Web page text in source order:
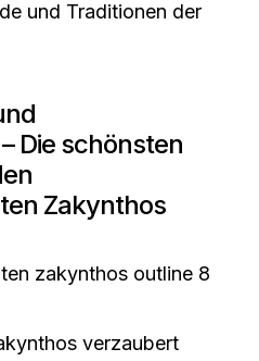
und Traditionen der
Die schönsten
Zakynthos
verzaubert